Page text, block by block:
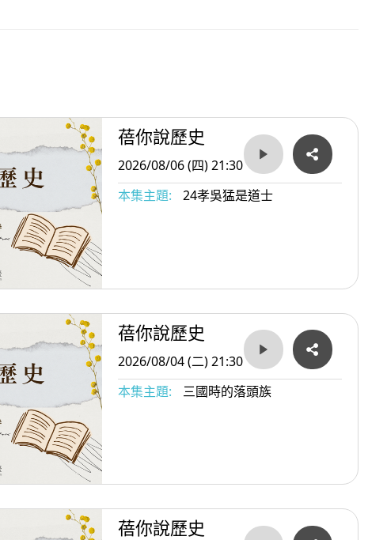
蓓你說歷史
2026/08/06 (四) 21:30
本集主題:
24孝吳猛是道士
蓓你說歷史
2026/08/04 (二) 21:30
本集主題:
三國時的落頭族
蓓你說歷史